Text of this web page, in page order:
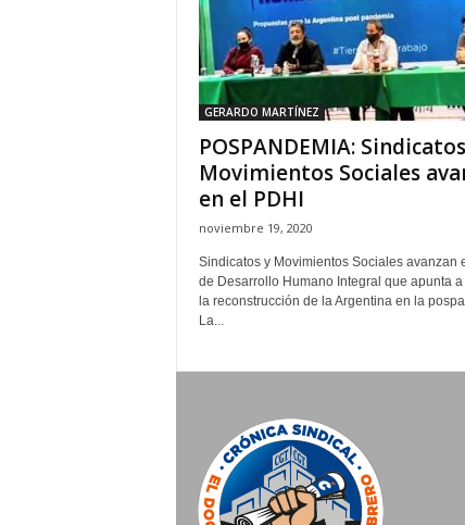
GERARDO MARTÍNEZ
POSPANDEMIA:
Movimientos Sociales
en el PDHI
noviembre 19, 2020
Sindicatos y Movimientos Sociales avanzan
de Desarrollo Humano Integral que apunta
la reconstrucción de la Argentina en la
La...